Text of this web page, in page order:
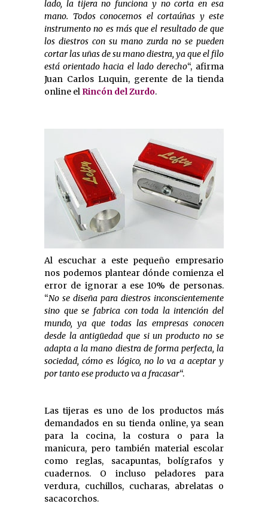
lado, la tijera no funciona y no corta en esa
mano. Todos conocemos el cortaúñas y este
instrumento no es más que el resultado de que
los diestros con su mano zurda no se pueden
cortar las uñas de su mano diestra, ya que el filo
está orientado hacia el lado derecho“, afirma
Juan Carlos Luquin, gerente de la tienda
online el Rincón del Zurdo.
Al escuchar a este pequeño empresario
nos podemos plantear dónde comienza el
error de ignorar a ese 10% de personas.
“No se diseña para diestros inconscientemente
sino que se fabrica con toda la intención del
mundo, ya que todas las empresas conocen
desde la antigüedad que si un producto no se
adapta a la mano diestra de forma perfecta, la
sociedad, cómo es lógico, no lo va a aceptar y
por tanto ese producto va a fracasar“.
Las tijeras es uno de los productos más
demandados en su tienda online, ya sean
para la cocina, la costura o para la
manicura, pero también material escolar
como reglas, sacapuntas, bolígrafos y
cuadernos. O incluso peladores para
verdura, cuchillos, cucharas, abrelatas o
sacacorchos.